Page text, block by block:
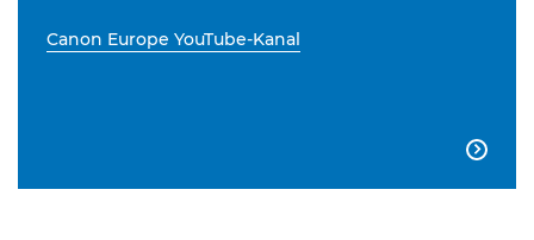
Canon Europe YouTube-Kanal
